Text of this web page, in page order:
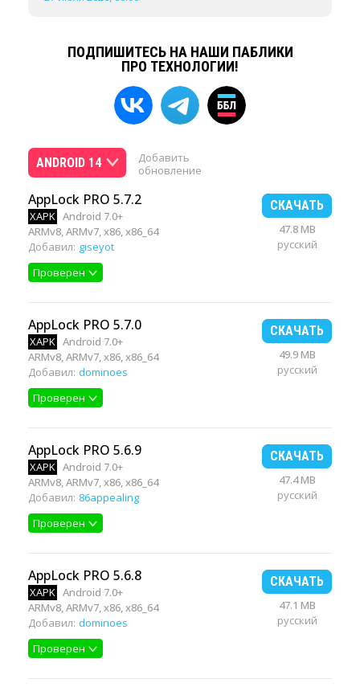
ПОДПИШИТЕСЬ НА НАШИ ПАБЛИКИ
ПРО ТЕХНОЛОГИИ!
ANDROID 14
Добавить
обновление
AppLock PRO 5.7.2
XAPK Android 7.0+
ARMv8, ARMv7, x86, x86_64
Добавил: giseyot
Проверен
СКАЧАТЬ
47.8 MB
русский
AppLock PRO 5.7.0
XAPK Android 7.0+
ARMv8, ARMv7, x86, x86_64
Добавил: dominoes
Проверен
СКАЧАТЬ
49.9 MB
русский
AppLock PRO 5.6.9
XAPK Android 7.0+
ARMv8, ARMv7, x86, x86_64
Добавил: 86appealing
Проверен
СКАЧАТЬ
47.4 MB
русский
AppLock PRO 5.6.8
XAPK Android 7.0+
ARMv8, ARMv7, x86, x86_64
Добавил: dominoes
Проверен
СКАЧАТЬ
47.1 MB
русский